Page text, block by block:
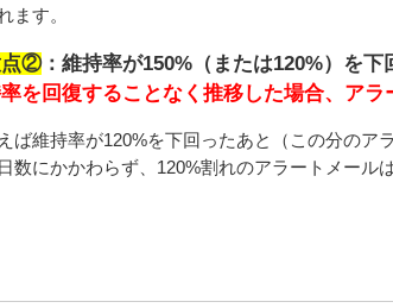
ます。
点②：維持率が150%（または120%）を
を回復することなく推移した場合、アラ
ば維持率が120%を下回ったあと（この分のア
数にかかわらず、120%割れのアラートメール